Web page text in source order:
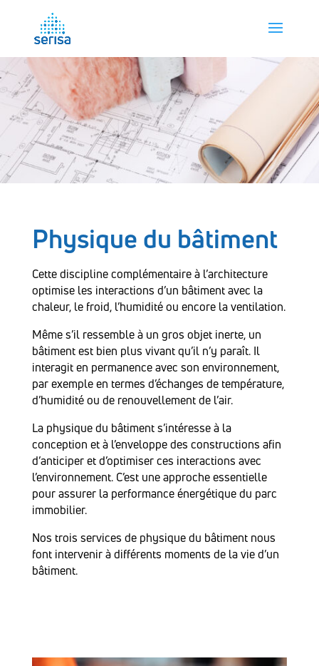
Physique du bâtiment
Cette discipline complémentaire à l’architecture
optimise les interactions d’un bâtiment avec la
chaleur, le froid, l’humidité ou encore la ventilation.
Même s’il ressemble à un gros objet inerte, un
bâtiment est bien plus vivant qu’il n’y paraît. Il
interagit en permanence avec son environnement,
par exemple en termes d’échanges de température,
d’humidité ou de renouvellement de l’air.
La physique du bâtiment s’intéresse à la
conception et à l’enveloppe des constructions afin
d’anticiper et d’optimiser ces interactions avec
l’environnement. C’est une approche essentielle
pour assurer la performance énergétique du parc
immobilier.
Nos trois services de physique du bâtiment nous
font intervenir à différents moments de la vie d’un
bâtiment.